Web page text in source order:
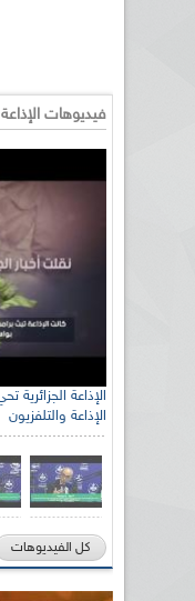
فيديوهات الإذاعة
الإذاعة والتلفزيون
كل الفيديوهات